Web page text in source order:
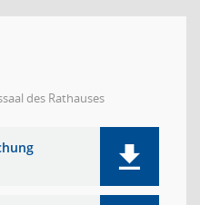
des Rathauses